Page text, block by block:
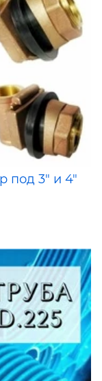
под 3" и 4"